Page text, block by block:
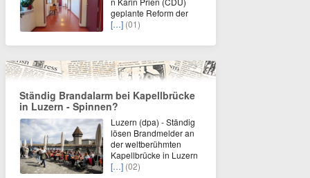
geplante Reform der
[…] (01)
Ständig Brandalarm bei Kapellbrücke
in Luzern - Spinnen?
Luzern (dpa) - Ständig
lösen Brandmelder an
der weltberühmten
Kapellbrücke in Luzern
[…] (02)